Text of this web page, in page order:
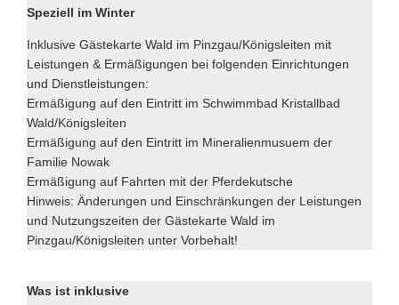
Speziell im Winter
Inklusive Gästekarte Wald im Pinzgau/Königsleiten mit
Leistungen & Ermäßigungen bei folgenden Einrichtungen
und Dienstleistungen:
Ermäßigung auf den Eintritt im Schwimmbad Kristallbad
Wald/Königsleiten
Ermäßigung auf den Eintritt im Mineralienmusuem der
Familie Nowak
Ermäßigung auf Fahrten mit der Pferdekutsche
Hinweis: Änderungen und Einschränkungen der Leistungen
und Nutzungszeiten der Gästekarte Wald im
Pinzgau/Königsleiten unter Vorbehalt!
Was ist inklusive